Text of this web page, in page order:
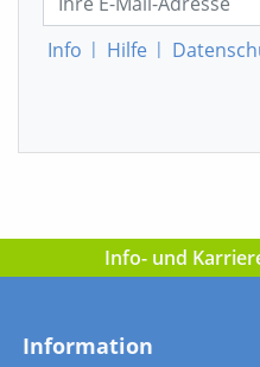
Info | Hilfe |
Info- und
Information